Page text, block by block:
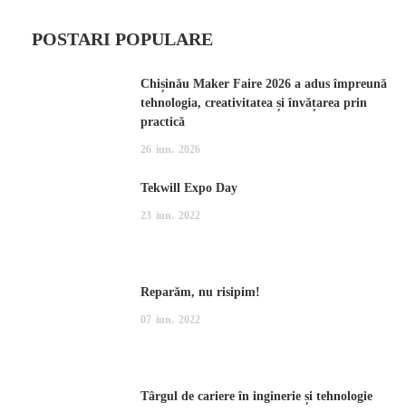
POSTARI POPULARE
Chișinău Maker Faire 2026 a adus împreună
tehnologia, creativitatea și învățarea prin
practică
26 iun. 2026
Tekwill Expo Day
23 iun. 2022
Reparăm, nu risipim!
07 iun. 2022
Târgul de cariere în inginerie și tehnologie